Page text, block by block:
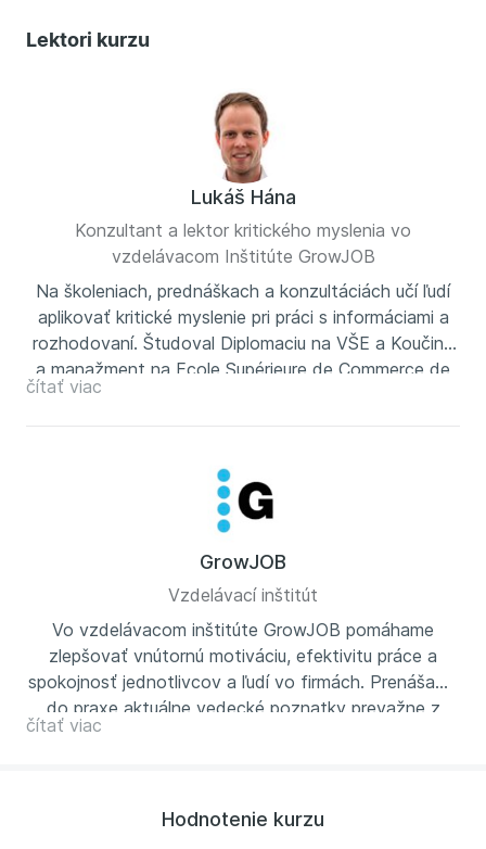
Lektori kurzu
Lukáš Hána
Konzultant a lektor kritického myslenia vo
vzdelávacom Inštitúte GrowJOB
Na školeniach, prednáškach a konzultáciách učí ľudí
aplikovať kritické myslenie pri práci s informáciami a
rozhodovaní. Študoval Diplomaciu na VŠE a Koučing
a manažment na Ecole Supérieure de Commerce de
Rennes vo Francúzsku. Založil projekt #krimyš
(www.krimys.cz) a pomohol vytvoriť kurz kritického
racionalitu CFAR.
čítať viac
GrowJOB
Vzdelávací inštitút
Vo vzdelávacom inštitúte GrowJOB pomáhame
zlepšovať vnútornú motiváciu, efektivitu práce a
spokojnosť jednotlivcov a ľudí vo firmách. Prenášame
do praxe aktuálne vedecké poznatky prevažne z
oblasti neurovied a behaviorálnej ekonómie. Našou
čítať viac
Hodnotenie kurzu